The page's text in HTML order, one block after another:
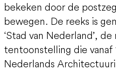
bekeken door de
bewegen. De reeks is
‘Stad van Nederland’,
tentoonstelling die vanaf
Nederlands